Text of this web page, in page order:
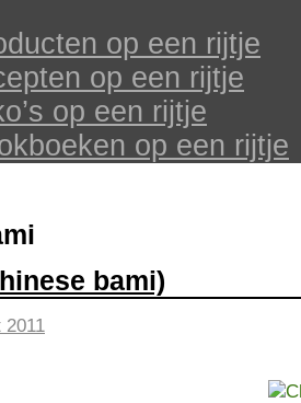
op een rijtje
op een rijtje
op een rijtje
op een rijtje
bami)
2011